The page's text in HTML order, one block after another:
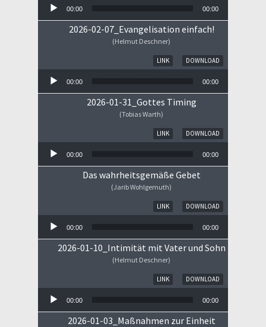
00:00 00:00
2026-02-07_Evangelisation einfach!
(Helmut Deschner)
DOWNLOAD
LINK
00:00 00:00
2026-01-31_Gottes Timing
(Tobias Warth)
DOWNLOAD
LINK
00:00 00:00
Das wahrheitsgemäße Gebet
(Jarib Wohlgemuth)
DOWNLOAD
LINK
00:00 00:00
2026-01-10_Intimität mit Vater und Sohn
(Helmut Deschner)
DOWNLOAD
LINK
00:00 00:00
2026-01-03_Maßnahmen zur Einheit